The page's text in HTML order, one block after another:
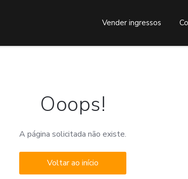
Vender ingressos
Ooops!
A página solicitada não existe.
Voltar ao início